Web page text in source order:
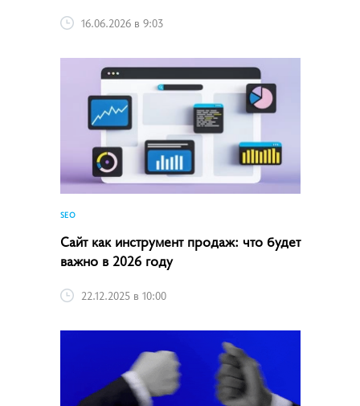
16.06.2026 в 9:03
SEO
Сайт как инструмент продаж: что будет
важно в 2026 году
22.12.2025 в 10:00